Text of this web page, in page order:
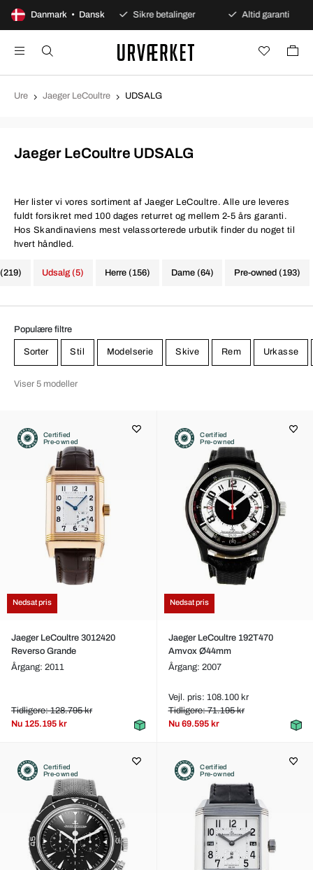
Danmark • Dansk
dages åbent køb Sikre betalinger Altid garanti
Ure Jaeger LeCoultre UDSALG
Jaeger LeCoultre UDSALG
Her lister vi vores sortiment af Jaeger LeCoultre. Alle ure leveres
fuldt forsikret med 100 dages returret og mellem 2-5 års garanti.
Hos Skandinaviens mest velassorterede urbutik finder du noget til
hvert håndled.
Herre (156) Dame (64) Pre-owned (193)
Udsalg (5)
Populære filtre
Sorter Stil Modelserie Skive Rem Urkasse
Viser 5 modeller
Certified
Pre-owned
Nedsat pris
Jaeger LeCoultre 3012420
Reverso Grande
Årgang: 2011
Tidligere: 128.795 kr
Nu 125.195 kr
Certified
Pre-owned
Nedsat pris
Jaeger LeCoultre 192T470
Amvox Ø44mm
Årgang: 2007
Vejl. pris: 108.100 kr
Tidligere: 71.195 kr
Nu 69.595 kr
Certified
Pre-owned
Certified
Pre-owned